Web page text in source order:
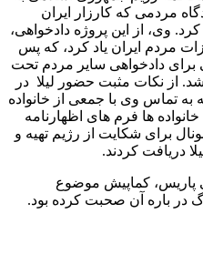
مردمی که کارزار ایران
وی، از این پروژه دادخواهی،
مردم ایران یاد کرد، که پس
برای دادخواهی سایر مردم تحت
از نکات مثبت حضور لیلا در
به تماس وی با جمعی از خانواده
ها فرم های اظهارنامه
برای شکایت از رژیم تهیه و
دریافت کردند.
پاریس، کماپیش موضوع
در باره آن صحبت کرده بود.